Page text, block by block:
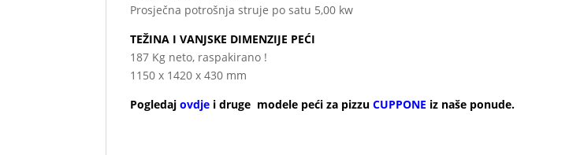
Prosječna potrošnja struje po satu 5,00 kw
TEŽINA I VANJSKE DIMENZIJE PEĆI
187 Kg neto, raspakirano !
1150 x 1420 x 430 mm
Pogledajovdje i druge modele peći za pizzuCUPPONE iz naše ponude.